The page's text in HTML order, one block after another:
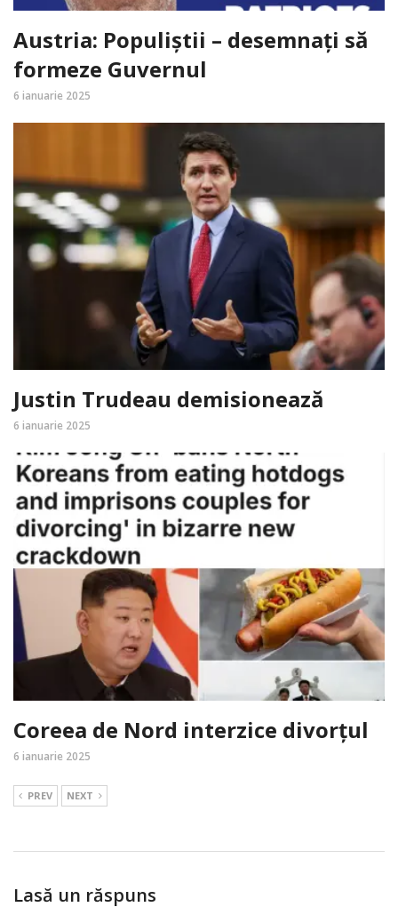
Austria: Populiștii – desemnați să
formeze Guvernul
6 ianuarie 2025
Justin Trudeau demisionează
6 ianuarie 2025
Coreea de Nord interzice divorțul
6 ianuarie 2025
PREV NEXT
Lasă un răspuns